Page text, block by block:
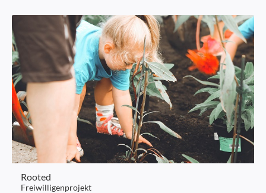
Rooted
Freiwilligenprojekt